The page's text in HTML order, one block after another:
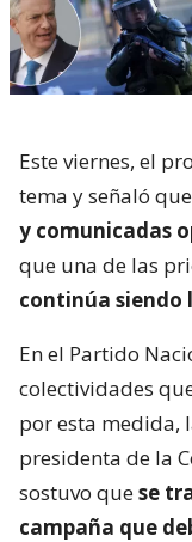
Este viernes, el
tema y señaló
y comunicadas
que una de las
continúa siendo
En el Partido
colectividades
por esta medida,
presidenta de la
sostuvo quese
campaña que